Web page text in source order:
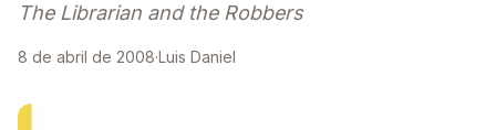
The Librarian and the Robbers
8 de abril de 2008·Luis Daniel